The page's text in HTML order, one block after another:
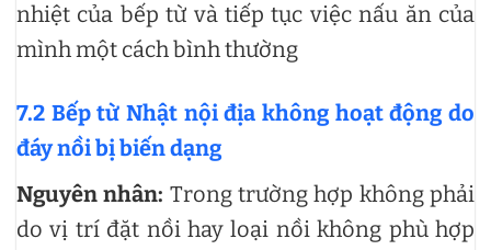
nhiệt của bếp từ và tiếp tục việc nấu ăn của
mình một cách bình thường
7.2 Bếp từ Nhật nội địa không hoạt động do
đáy nồi bị biến dạng
Nguyên nhân: Trong trường hợp không phải
do vị trí đặt nồi hay loại nồi không phù hợp